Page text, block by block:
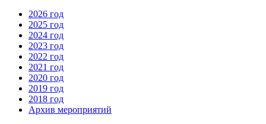
2026 год
2025 год
2024 год
2023 год
2022 год
2021 год
2020 год
2019 год
2018 год
Архив мероприятий